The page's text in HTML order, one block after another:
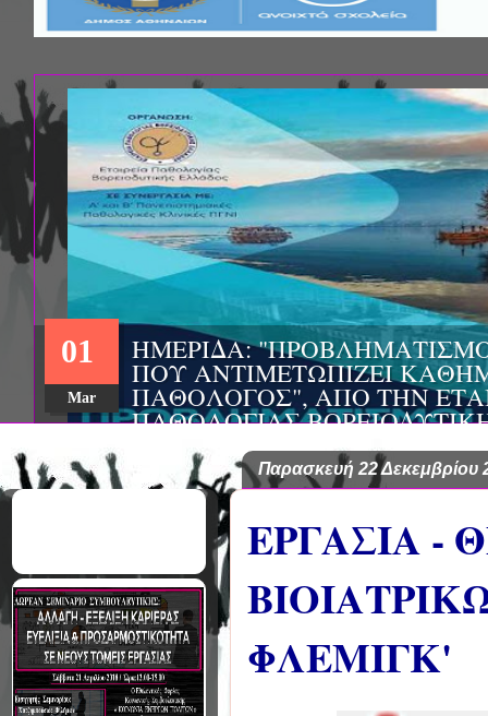
ΗΜΕΡΙΔΑ:
ΠΟΥ ΑΝΤΙΜΕΤΩΠΙΖΕΙ
ΠΑΘΟΛΟΓΟΣ", ΑΠΟ ΤΗΝ
ΠΑΘΟΛΟΓΙΑΣ
ΤΙΣ Α' & Β'
ΚΛΙΝΙΚΕΣ ΠΓΝΙ
01
Mar
Παρασκευή 22 Δεκεμβρίου
ΕΡΓΑΣΙΑ -
ΦΛΕΜΙΓΚ'